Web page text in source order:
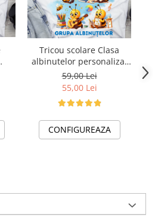
Tricou scolare Clasa
albinutelor personalizat
pentru absolventi de
scoala sau gradinita
59,00 Lei
55,00 Lei
CONFIGUREAZA